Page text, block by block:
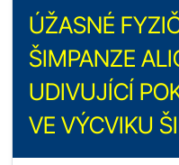
ÚŽASNÉ
ŠIMPANZE
UDIVUJÍCÍ
VE VÝCVIKU